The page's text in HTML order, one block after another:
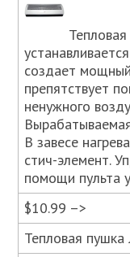
создает
препятствует
ненужного
В завесе
стич-элемент.
помощи пульта
$10.99 –>
Тепловая